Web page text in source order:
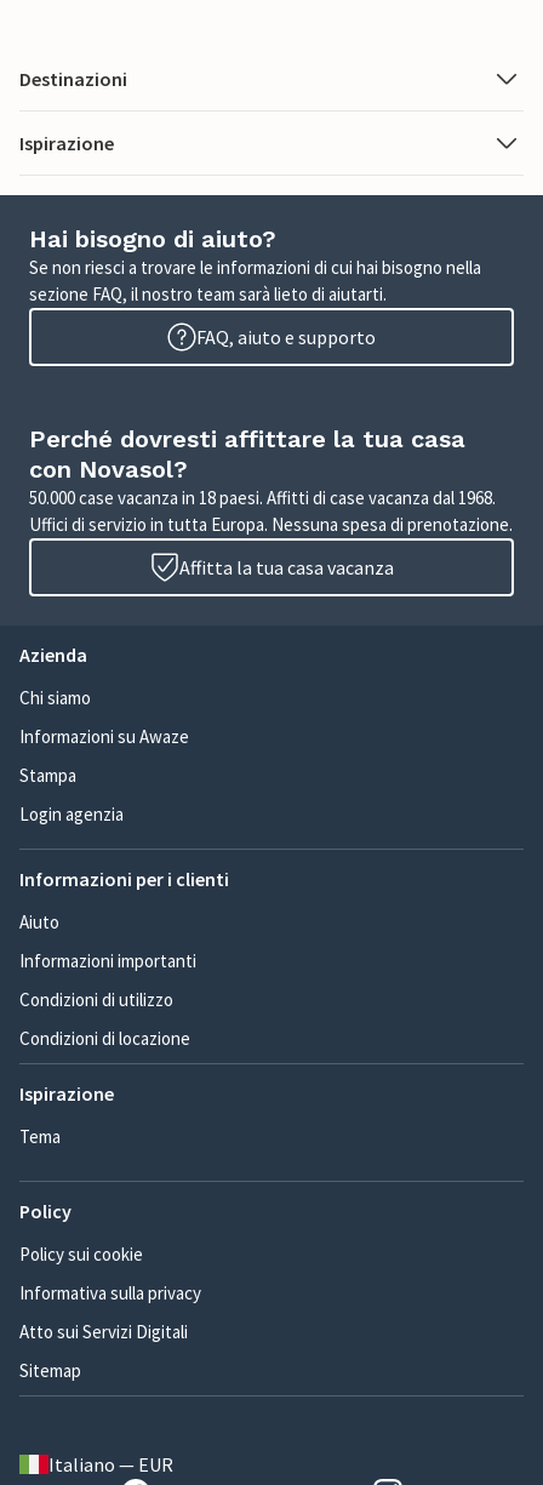
Destinazioni
Ispirazione
Hai bisogno di aiuto?
Se non riesci a trovare le informazioni di cui hai bisogno nella
sezione FAQ, il nostro team sarà lieto di aiutarti.
FAQ, aiuto e supporto
Perché dovresti affittare la tua casa
con Novasol?
50.000 case vacanza in 18 paesi. Affitti di case vacanza dal 1968.
Uffici di servizio in tutta Europa. Nessuna spesa di prenotazione.
Affitta la tua casa vacanza
Azienda
Chi siamo
Informazioni su Awaze
Stampa
Login agenzia
Informazioni per i clienti
Aiuto
Informazioni importanti
Condizioni di utilizzo
Condizioni di locazione
Ispirazione
Tema
Policy
Policy sui cookie
Informativa sulla privacy
Atto sui Servizi Digitali
Sitemap
Italiano — EUR